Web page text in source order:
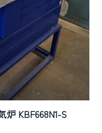
炉 KBF668N1-S